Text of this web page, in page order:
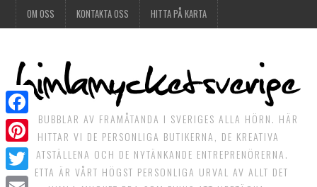
OM OSS KONTAKTA OSS HITTA PÅ KARTA
DET BUBBLAR AV FRAMÅTANDA I SVERIGES ALLA HÖRN. HÄR
HITTAR VI DE PERSONLIGA BUTIKERNA, DE KREATIVA
MATSTÄLLENA OCH DE NYTÄNKANDE ENTREPRENÖRERNA.
DETTA ÄR VÅRT HÖGST PERSONLIGA URVAL AV ALLT DET
Facebook
Pinterest
Twitter